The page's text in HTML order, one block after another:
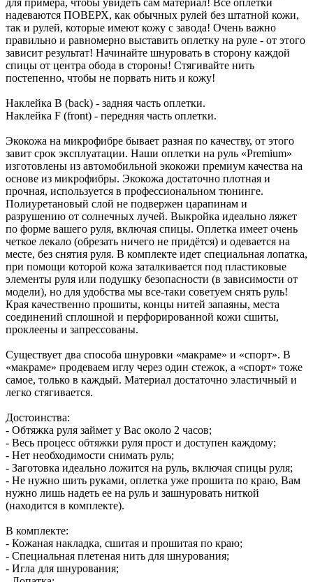
надеваются ПОВЕРХ, как обычных рулей без штатной кожи,
так и рулей, которые имеют кожу с завода! Очень важно
правильно и равномерно выставить оплетку на руле - от этого
зависит результат! Начинайте шнуровать в сторону каждой
спицы от центра обода в стороны! Стягивайте нить
постепенно, чтобы не порвать нить и кожу!
Наклейка B (back) - задняя часть оплетки.
Наклейка F (front) - передняя часть оплетки.
Экокожа на микрофибре бывает разная по качеству, от этого
завит срок эксплуатации. Наши оплетки на руль «Premium»
изготовлены из автомобильной экокожи премиум качества на
основе из микрофибры. Экокожа достаточно плотная и
прочная, используется в профессиональном тюнинге.
Полиуретановый слой не подвержен царапинам и
разрушению от солнечных лучей. Выкройка идеально ляжет
по форме вашего руля, включая спицы. Оплетка имеет очень
четкое лекало (обрезать ничего не придётся) и одевается на
месте, без снятия руля. В комплекте идет специальная лопатка,
при помощи которой кожа заталкивается под пластиковые
элементы руля или подушку безопасности (в зависимости от
модели), но для удобства мы все-таки советуем снять руль!
Края качественно прошиты, концы нитей запаяны, места
соединений сплошной и перфорированной кожи сшиты,
проклеены и запрессованы.
Существует два способа шнуровки «макраме» и «спорт». В
«макраме» продеваем иглу через один стежок, а «спорт» тоже
самое, только в каждый. Материал достаточно эластичный и
легко стягивается.
Достоинства:
- Обтяжка руля займет у Вас около 2 часов;
- Весь процесс обтяжки руля прост и доступен каждому;
- Нет необходимости снимать руль;
- Заготовка идеально ложится на руль, включая спицы руля;
- Не нужно шить руками, оплетка уже прошита по краю, Вам
нужно лишь надеть ее на руль и зашнуровать ниткой
(находится в комплекте).
В комплекте:
- Кожаная накладка, сшитая и прошитая по краю;
- Специальная плетеная нить для шнурования;
- Игла для шнурования;